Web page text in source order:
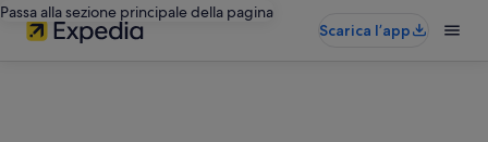
Passa alla sezione principale della pagina
Scarica l’app